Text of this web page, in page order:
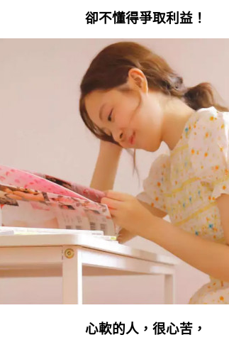
卻不懂得爭取利益！
心軟的人，很心苦，